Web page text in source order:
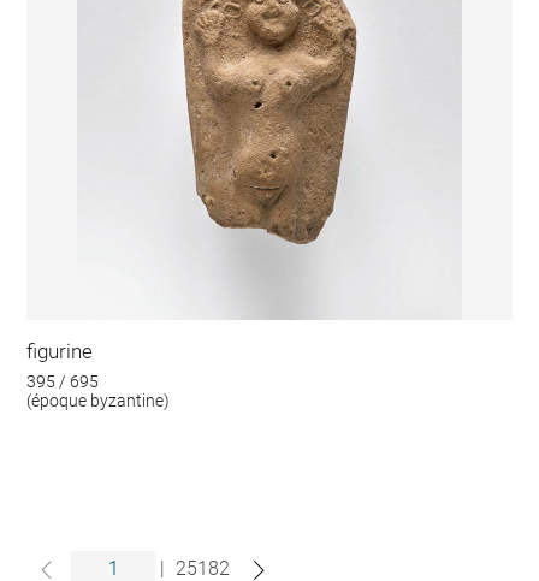
figurine
395 / 695
(époque byzantine)
| 25182